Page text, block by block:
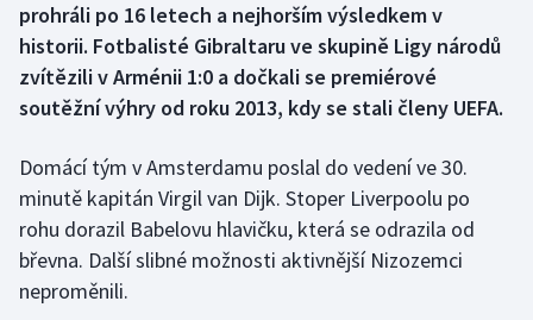
Dostihy
Florbal
Futsal
Golf
Gymnastika
prohráli po 16 letech a nejhorším výsledkem v
historii. Fotbalisté Gibraltaru ve skupině Ligy národů
zvítězili v Arménii 1:0 a dočkali se premiérové
soutěžní výhry od roku 2013, kdy se stali členy UEFA.
Domácí tým v Amsterdamu poslal do vedení ve 30.
minutě kapitán Virgil van Dijk. Stoper Liverpoolu po
rohu dorazil Babelovu hlavičku, která se odrazila od
břevna. Další slibné možnosti aktivnější Nizozemci
neproměnili.